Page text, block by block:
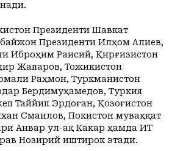
Президенти Шавкат
Президенти Илҳом Алиев,
Иброҳим Раисий, Қирғизистон
Жапаров, Тожикистон
Раҳмон, Туркманистон
Бердимуҳамедов, Туркия
Таййип Эрдоған, Қозоғистон
Смаилов, Покистон муваққат
Анвар ул-Ҳақ Какар ҳамда ИҲТ
Нозирий иштирок этади.